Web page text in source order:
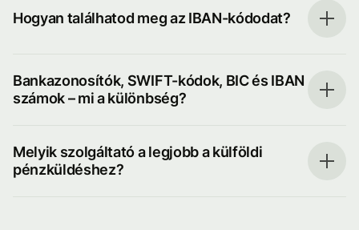
Hogyan találhatod meg az IBAN-kódodat?
Bankazonosítók, SWIFT-kódok, BIC és IBAN
számok – mi a különbség?
Melyik szolgáltató a legjobb a külföldi
pénzküldéshez?